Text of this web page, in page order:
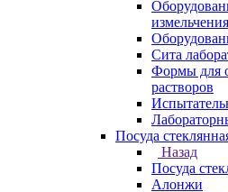
измельчения
Сита
Формы для
растворов
Посуда
Назад
Посуда
Алонжи